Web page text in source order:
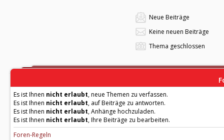
Neue Beiträge
Keine neuen Beiträge
Thema geschlossen
Es ist Ihnen nicht erlaubt, neue Themen zu verfassen.
Es ist Ihnen nicht erlaubt, auf Beiträge zu antworten.
Es ist Ihnen nicht erlaubt, Anhänge hochzuladen.
Es ist Ihnen nicht erlaubt, Ihre Beiträge zu bearbeiten.
Foren-Regeln